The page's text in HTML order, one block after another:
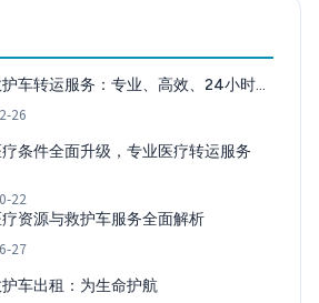
车转运服务：专业、高效、24小时…
26
条件全面升级，专业医疗转运服务
22
资源与救护车服务全面解析
27
车出租：为生命护航